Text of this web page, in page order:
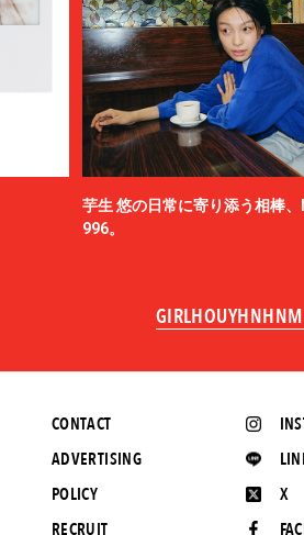
芋生 悠の日常に寄り添う相棒
996。
GIRLHOUYHNHNM
X
CONTACT
ADVERTISING
POLICY
RECRUIT